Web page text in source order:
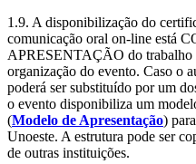
1.9. A disponibilização do
comunicação oral on-line está
APRESENTAÇÃO do trabalho
organização do evento. Caso o
poderá ser substituído por um
o evento disponibiliza um
(Modelo de Apresentação)
Unoeste. A estrutura pode ser
de outras instituições.